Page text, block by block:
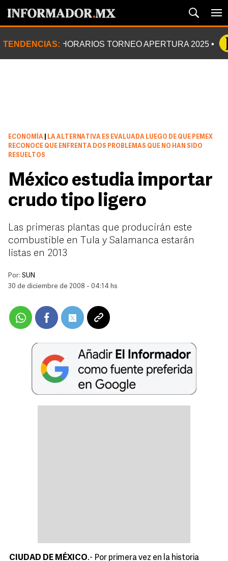
TENDENCIAS: HORARIOS TORNEO APERTURA 2025
ECONOMÍA
LA ALTERNATIVA ES EVALUADA LUEGO DE QUE PEMEX
RECONOCE QUE ENFRENTA DOS PROBLEMAS QUE NO HAN SIDO
RESUELTOS
México estudia importar
crudo tipo ligero
Las primeras plantas que producirán este
combustible en Tula y Salamanca estarán
listas en 2013
Por: SUN
30 de diciembre de 2008 - 04:14 hs
CIUDAD DE MÉXICO.- Por primera vez en la historia